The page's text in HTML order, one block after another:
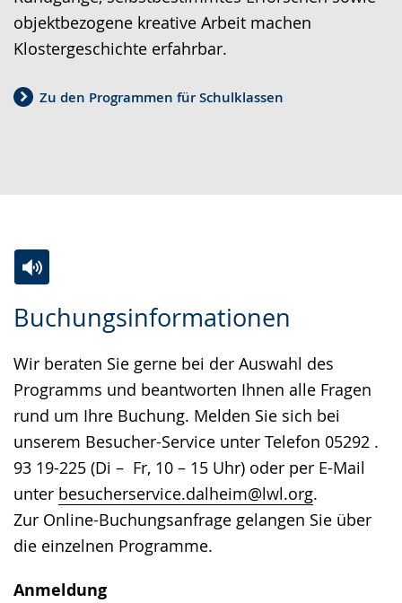
objektbezogene kreative Arbeit machen
Klostergeschichte erfahrbar.
Zu den Programmen für Schulklassen
Buchungsinformationen
Wir beraten Sie gerne bei der Auswahl des
Programms und beantworten Ihnen alle Fragen
rund um Ihre Buchung. Melden Sie sich bei
unserem Besucher-Service unter Telefon 05292 .
93 19-225 (Di – Fr, 10 – 15 Uhr) oder per E-Mail
unter besucherservice.dalheim@lwl.org.
Zur Online-Buchungsanfrage gelangen Sie über
die einzelnen Programme.
Anmeldung
Leichten
wechseln.
Audio-
Video
Deutscher
Gebärdensprache
wird
angezeigt.